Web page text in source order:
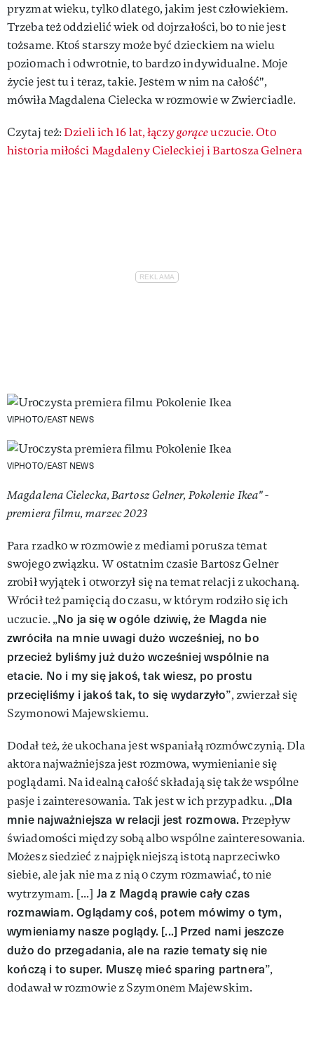
pryzmat wieku, tylko dlatego, jakim jest człowiekiem.
Trzeba też oddzielić wiek od dojrzałości, bo to nie jest
tożsame. Ktoś starszy może być dzieckiem na wielu
poziomach i odwrotnie, to bardzo indywidualne. Moje
życie jest tu i teraz, takie. Jestem w nim na całość",
mówiła Magdalena Cielecka w rozmowie w Zwierciadle.
Czytaj też:Dzieli ich 16 lat, łączygorąceuczucie. Oto
historia miłości Magdaleny Cieleckiej i Bartosza Gelnera
VIPHOTO/EAST NEWS
VIPHOTO/EAST NEWS
Magdalena Cielecka, Bartosz Gelner, Pokolenie Ikea" -
premiera filmu, marzec 2023
Para rzadko w rozmowie z mediami porusza temat
swojego związku. W ostatnim czasie Bartosz Gelner
zrobił wyjątek i otworzył się na temat relacji z ukochaną.
Wrócił też pamięcią do czasu, w którym rodziło się ich
uczucie. „No ja się w ogóle dziwię, że Magda nie
zwróciła na mnie uwagi dużo wcześniej, no bo
przecież byliśmy już dużo wcześniej wspólnie na
etacie. No i my się jakoś, tak wiesz, po prostu
przecięliśmy i jakoś tak, to się wydarzyło”, zwierzał się
Szymonowi Majewskiemu.
Dodał też, że ukochana jest wspaniałą rozmówczynią. Dla
aktora najważniejsza jest rozmowa, wymienianie się
poglądami. Na idealną całość składają się także wspólne
pasje i zainteresowania. Tak jest w ich przypadku. „Dla
mnie najważniejsza w relacji jest rozmowa. Przepływ
świadomości między sobą albo wspólne zainteresowania.
Możesz siedzieć z najpiękniejszą istotą naprzeciwko
siebie, ale jak nie ma z nią o czym rozmawiać, to nie
wytrzymam. [...] Ja z Magdą prawie cały czas
rozmawiam. Oglądamy coś, potem mówimy o tym,
wymieniamy nasze poglądy. [...] Przed nami jeszcze
dużo do przegadania, ale na razie tematy się nie
kończą i to super. Muszę mieć sparing partnera”,
dodawał w rozmowie z Szymonem Majewskim.